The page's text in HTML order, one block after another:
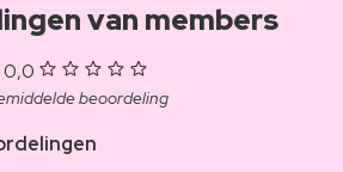
van members
0,0
beoordeling